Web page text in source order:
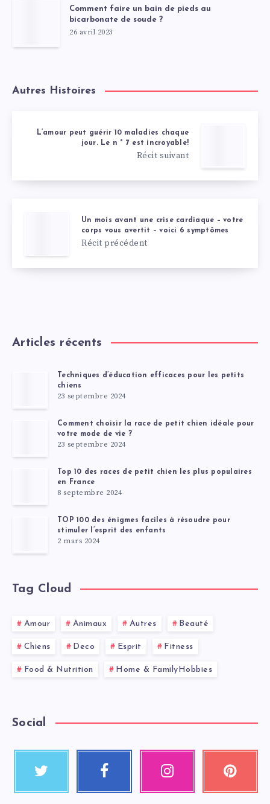
Comment faire un bain de pieds au
bicarbonate de soude ?
26 avril 2023
Autres Histoires
L’amour peut guérir 10 maladies chaque
jour. Le n ° 7 est incroyable!
Récit suivant
Un mois avant une crise cardiaque – votre
corps vous avertit – voici 6 symptômes
Récit précédent
Articles récents
Techniques d’éducation efficaces pour les petits
chiens
23 septembre 2024
Comment choisir la race de petit chien idéale pour
votre mode de vie ?
23 septembre 2024
Top 10 des races de petit chien les plus populaires
en France
8 septembre 2024
TOP 100 des énigmes faciles à résoudre pour
stimuler l’esprit des enfants
2 mars 2024
Tag Cloud
Amour Animaux Autres Beauté
Chiens Deco Esprit Fitness
Food & Nutrition Home & FamilyHobbies
Social